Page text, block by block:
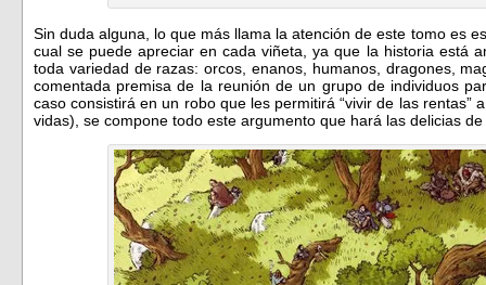
Sin duda alguna, lo que más llama la atención de este tomo es
cual se puede apreciar en cada viñeta, ya que la historia está
toda variedad de razas: orcos, enanos, humanos, dragones,
comentada premisa de la reunión de un grupo de individuos
caso consistirá en un robo que les permitirá “vivir de las rentas”
vidas), se compone todo este argumento que hará las delicias